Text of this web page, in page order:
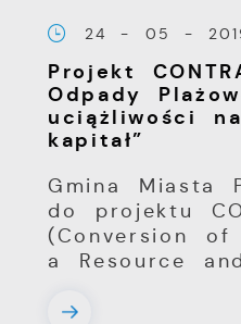
24 - 05 -
Projekt
Odpady
uciążliwości
kapitał”
Gmina Miasta
do projektu
(Conversion
a Resource